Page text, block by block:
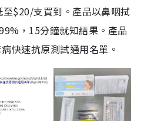
$20/支買到。產品以鼻咽拭
，15分鐘就知結果。產品
快速抗原測試通用名單。